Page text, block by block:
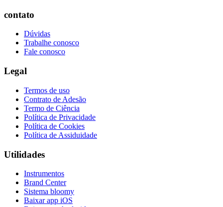
contato
Dúvidas
Trabalhe conosco
Fale conosco
Legal
Termos de uso
Contrato de Adesão
Termo de Ciência
Política de Privacidade
Política de Cookies
Política de Assiduidade
Utilidades
Instrumentos
Brand Center
Sistema bloomy
Baixar app iOS